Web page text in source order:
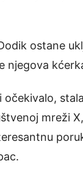
ostane
njegova
očekivalo,
mreži